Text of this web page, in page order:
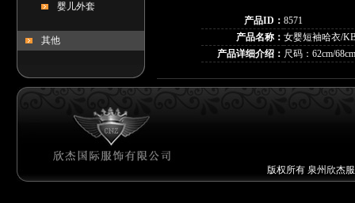
婴儿外套
其他
产品ID： 8571
产品名称： 女婴短袖哈衣/
产品详细介绍： 尺码：62cm/
版权所有 泉州欣杰服